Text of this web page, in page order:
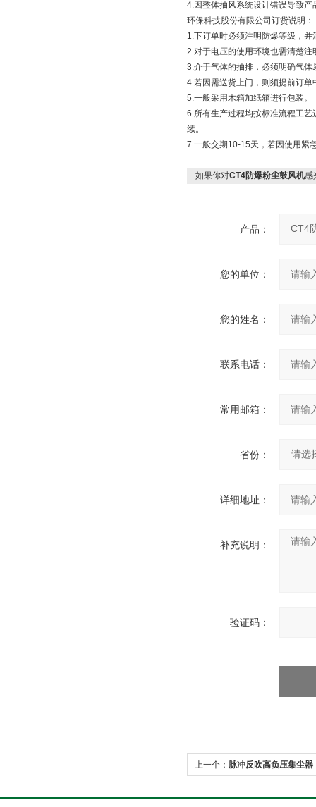
4.因整体抽风系统设计错误导致产
环保科技股份有限公司订货说明：
1.下订单时必须注明防爆等级，并
2.对于电压的使用环境也需清楚注
3.介于气体的抽排，必须明确气
4.若因需送货上门，则须提前订单
5.一般采用木箱加纸箱进行包装。
6.所有生产过程均按标准流程工
续。
7.一般交期10-15天，若因使用紧
如果你对CT4防爆粉尘鼓风机感
产品：
您的单位：
您的姓名：
联系电话：
常用邮箱：
省份：
详细地址：
补充说明：
验证码：
上一个： 脉冲反吹高负压集尘器